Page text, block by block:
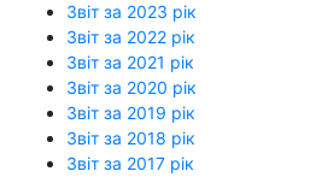
Звіт за 2023 рік
Звіт за 2022 рік
Звіт за 2021 рік
Звіт за 2020 рік
Звіт за 2019 рік
Звіт за 2018 рік
Звіт за 2017 рік